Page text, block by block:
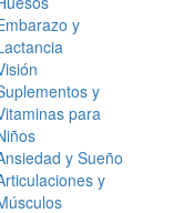
y
y
para
y Sueño
y